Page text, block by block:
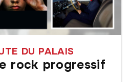
DU PALAIS
rock progressif